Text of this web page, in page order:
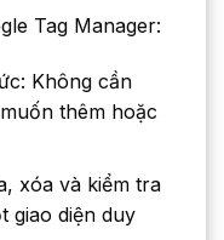
Tag Manager:
Không cần
thêm hoặc
xóa và kiểm tra
giao diện duy